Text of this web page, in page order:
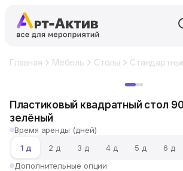
Главная Мебель Столы
Пластиковый квадратный стол
зелёный
Время аренды (дней)
1 д
2 д 3 д 4 д 5 д 6 д
Дополнительные опции